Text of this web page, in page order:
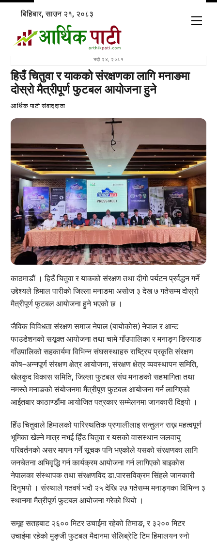
Skip
content
बिहिबार, साउन २१, २०८३
भदौ २४, २०८१
हिउँ चितुवा र याकको संरक्षणका लागि मनाङमा
दोस्रो मैत्रीपूर्ण फुटबल आयोजना हुने
आर्थिक पाटी संवाददाता
काठमाडौं । हिउँ चितुवा र याकको संरक्षण तथा दीगो पर्यटन प्रर्वद्धन गर्ने
उद्देश्यले हिमाल पारीको जिल्ला मनाङमा असोज ३ देख ७ गतेसम्म दोस्रो
मैत्रीपूर्ण फुटबल आयोजना हुने भएको छ ।
जैविक विविधता संरक्षण समाज नेपाल (बायोकोस) नेपाल र आन्ट
फाउडेशनको सयूक्त आयोजना तथा चामे गाँउपालिका र मनाङ्ग ङिस्याङ
गाँउपालिको सहकार्यमा विभिन्न संघसस्थाहरु राष्ट्रिय प्रकृति संरक्षण
कोष–अन्नपूर्ण संरक्षण क्षेत्र आयोजना, संरक्षण क्षेत्र व्यवस्थापन समिति,
खेलकुद विकास समिति, जिल्ला फुटबल संघ मनाङको सहभागिता तथा
नमस्ते मनाङको संयोजनमा मैंत्रीपूण फुटबल आयोजना गर्न लागिएको
आईतबार काठाण्डौंमा आयोजित पत्रकार सम्मेलनमा जानकारी दिइयो ।
हिँउ चितुवाले हिमालको पारिस्थतिक प्रणालीलाइ सन्तुलन राख्न महत्वपूर्ण
भूमिका खेल्ने मात्र नभई हिँउ चितुवा र यसको वासस्थान जलवायु
परिवर्तनको असर मापन गर्ने सूचक पनि भएकोले यसको संरक्षणका लागि
जनचेतना अभिवृद्धि गर्न कार्यक्रम आयोजना गर्न लागिएको बाइकोस
नेपालका संस्थापक तथा संरक्षणविद डा.पारसविक्रम सिंहले जानकारी
दिनुभयो । संस्थाले गतवर्ष भदौ २५ देखि २७ गतेसम्म मनाङ्गका विभिन्न ३
स्थानमा मैत्रीपूर्ण फुटबल आयोजना गरेको थियो ।
समूह सतहबाट २६०० मिटर उचाईमा रहेको तिमाङ, र ३२०० मिटर
उचाईमा रहेको मुङ्जी फुटबल मैदानमा सेलिब्रेटि टिम हिमालयन स्नो